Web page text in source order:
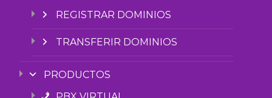
REGISTRAR DOMINIOS
TRANSFERIR DOMINIOS
PRODUCTOS